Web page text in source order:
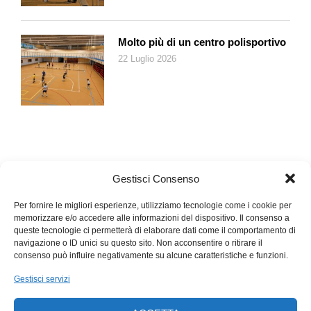
Gestisci Consenso
Per fornire le migliori esperienze, utilizziamo tecnologie come i cookie per
memorizzare e/o accedere alle informazioni del dispositivo. Il consenso a
queste tecnologie ci permetterà di elaborare dati come il comportamento di
navigazione o ID unici su questo sito. Non acconsentire o ritirare il
consenso può influire negativamente su alcune caratteristiche e funzioni.
Gestisci servizi
interpreti fra attori affermati (tra cui Mauro Avogadro, Federica
Fracassi, Giovanni Franzoni, Giusi Merli, Renata Palminiello,
Renato Sarti, Cinzia Spanò), allievi attori ma anche attivisti e
professionisti scelti fra giornalisti, avvocati e antropologi. Oltre
quattro ore di spettacolo che ricostruiscono 600 ore di
freddezza della sua logica distorta e aberrante di un sistema di
Una grande lezione di memoria e di realtà che conferma Milo
Rau come un regista straordinario, innovativo, capace di
trasformare il teatro in una macchina di irresistibile empatia
Molto più di un centro polisportivo
22 Luglio 2026